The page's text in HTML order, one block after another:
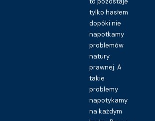
tylko hasłem
dopóki nie
napotkamy
problemów
natury
prawnej. A
takie
problemy
napotykamy
na każdym